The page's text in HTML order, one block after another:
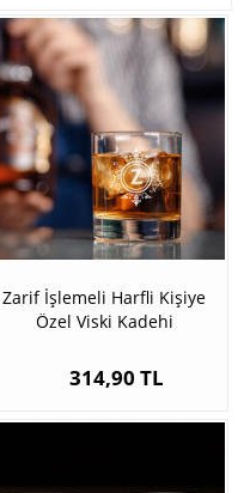
Zarif İşlemeli Harfli Kişiye
Özel Viski Kadehi
314,90 TL